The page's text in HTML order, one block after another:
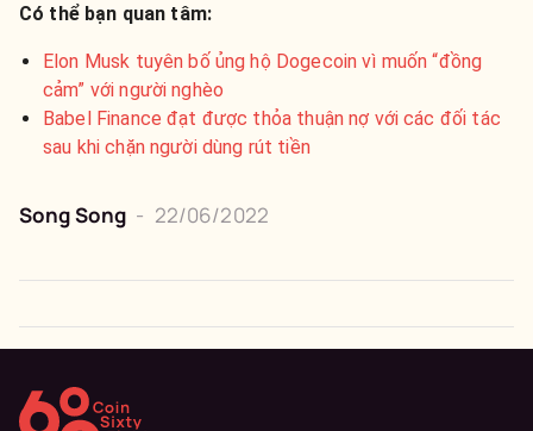
Có thể bạn quan tâm:
Elon Musk tuyên bố ủng hộ Dogecoin vì muốn “đồng
cảm” với người nghèo
Babel Finance đạt được thỏa thuận nợ với các đối tác
sau khi chặn người dùng rút tiền
Song Song - 22/06/2022